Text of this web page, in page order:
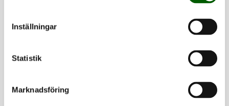
Inställningar
Statistik
Marknadsföring